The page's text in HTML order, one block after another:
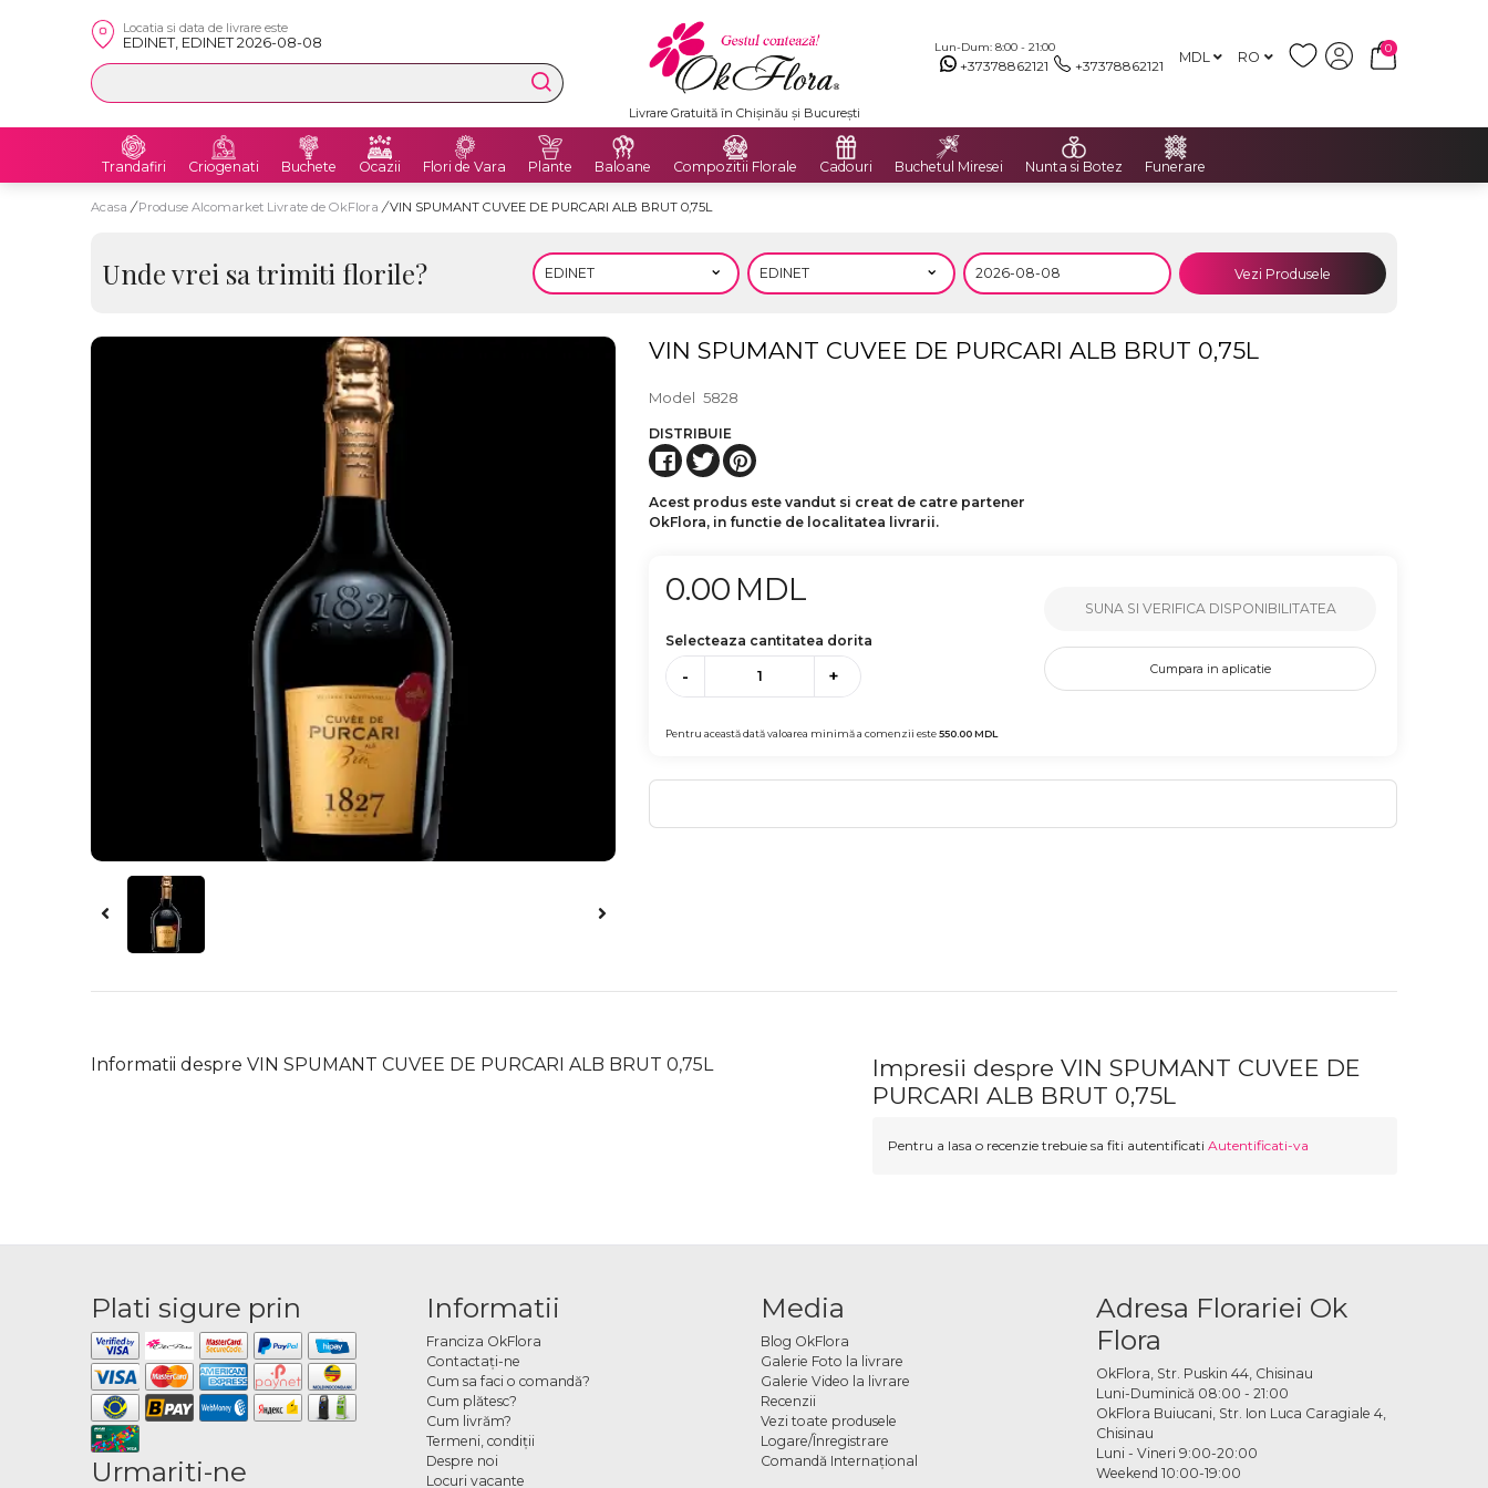
Locatia si data de livrare este
EDINET, EDINET 2026-08-08 Lun-Dum: 8:00 - 21:00
+37378862121 +37378862121 MDL RO
0
Livrare Gratuită în Chișinău și București
Trandafiri Criogenati Buchete Ocazii Flori de Vara Plante Baloane Compozitii Florale Cadouri Buchetul Miresei Nunta si Botez Funerare
Acasa / Produse Alcomarket Livrate de OkFlora / VIN SPUMANT CUVEE DE PURCARI ALB BRUT 0,75L
Unde vrei sa trimiti florile? Vezi Produsele
VIN SPUMANT CUVEE DE PURCARI ALB BRUT 0,75L
Model 5828
DISTRIBUIE
Acest produs este vandut si creat de catre partener
OkFlora, in functie de localitatea livrarii.
0.00 MDL
Selecteaza cantitatea dorita
- +
Pentru această dată valoarea minimă a comenzii este550.00MDL
SUNA SI VERIFICA DISPONIBILITATEA
Cumpara in aplicatie
Informatii despre VIN SPUMANT CUVEE DE PURCARI ALB BRUT 0,75L
Impresii despre VIN SPUMANT CUVEE DE
PURCARI ALB BRUT 0,75L
Pentru a lasa o recenzie trebuie sa fiti autentificati Autentificati-va
Plati sigure prin
Urmariti-ne
Informatii
Franciza OkFlora
Contactaţi-ne
Cum sa faci o comandă?
Cum plătesc?
Cum livrăm?
Termeni, condiţii
Despre noi
Locuri vacante
Media
Blog OkFlora
Galerie Foto la livrare
Galerie Video la livrare
Recenzii
Vezi toate produsele
Logare/Înregistrare
Comandă Internațional
Adresa Florariei Ok
Flora
OkFlora, Str. Puskin 44, Chisinau
Luni-Duminică 08:00 - 21:00
OkFlora Buiucani, Str. Ion Luca Caragiale 4,
Chisinau
Luni - Vineri 9:00-20:00
Weekend 10:00-19:00